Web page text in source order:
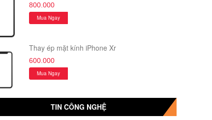
Thay ép mặt kính iPhone Xr
800.000
Mua Ngay
Thay ép mặt kính iPhone Xr
600.000
Mua Ngay
TIN CÔNG NGHỆ